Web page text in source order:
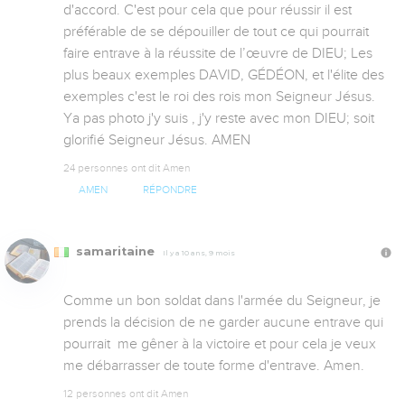
d'accord. C'est pour cela que pour réussir il est
préférable de se dépouiller de tout ce qui pourrait
faire entrave à la réussite de l’œuvre de DIEU; Les
plus beaux exemples DAVID, GÉDÉON, et l'élite des
exemples c'est le roi des rois mon Seigneur Jésus.
Ya pas photo j'y suis , j'y reste avec mon DIEU; soit
glorifié Seigneur Jésus. AMEN
24 personnes ont dit Amen
AMEN RÉPONDRE
samaritaine Il y a 10 ans, 9 mois
Comme un bon soldat dans l'armée du Seigneur, je
prends la décision de ne garder aucune entrave qui
pourrait  me gêner à la victoire et pour cela je veux
me débarrasser de toute forme d'entrave. Amen.
12 personnes ont dit Amen